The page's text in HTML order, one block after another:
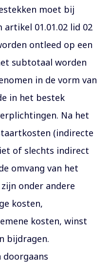
moet bij
01.01.02 lid 02
ontleed op een
subtotaal worden
in de vorm van
in het bestek
Na het
(indirecte
of slechts indirect
omvang van het
onder andere
kosten,
kosten, winst
bijdragen.